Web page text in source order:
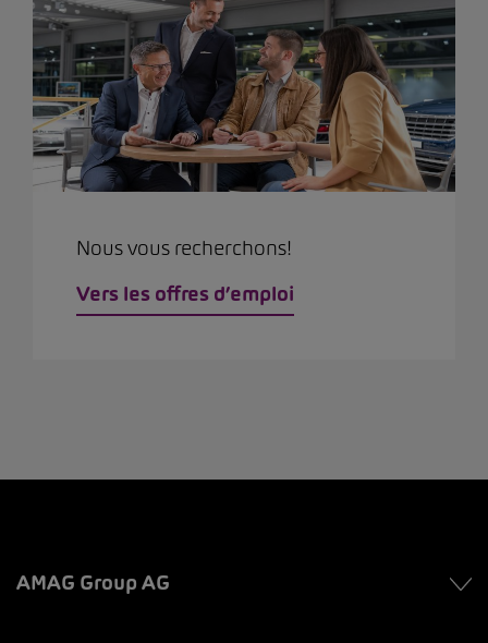
Nous vous recherchons!
Vers les offres d’emploi
AMAG Group AG